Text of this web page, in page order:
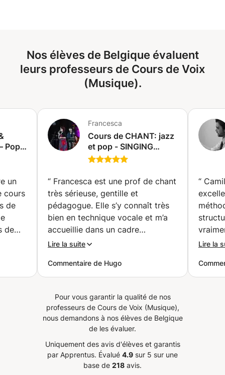
IMPROVISATIONS VOCALES * CHANTER LES EMOTIONS
>>> VIENS AVEC TES TEXTES/POÈMES/CHANSONS
Nos élèves de Belgique évaluent
leurs professeurs de Cours de Voix
(Musique).
Pop,
un
cours
de
de
Francesca
Cours de CHANT: jazz
et pop - SINGING
Lessons: jazz and pop
“ Francesca est une prof de chant
très sérieuse, gentille et
pédagogue. Elle s’y connaît très
bien en technique vocale et m’a
accueillie dans un cadre
décontracté, bienveillant et
si vous recherchez à améliorer
votre technique vocale et à
pour développer votre propre
voix. J’ai adoré mes leçons avec
elle, et je me suis même décidé à
régulières avec elle car après
plusieurs essaies avec différents
Lire la suite
Commentaire de Hugo
“
Lire la
Pour vous garantir la qualité de nos
professeurs de Cours de Voix (Musique),
nous demandons à nos élèves de Belgique
de les évaluer.
Uniquement des avis d'élèves et garantis
par Apprentus. Évalué 4.9 sur 5 sur une
base de 218 avis.